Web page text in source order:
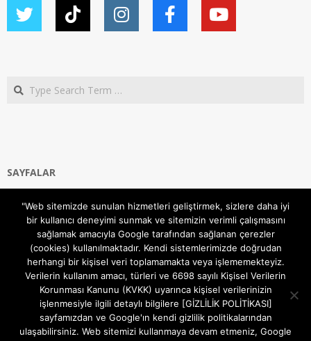
Search
SAYFALAR
Gizlilik ve Çerezler (Cookies) Politikası
Hakkımızda
İletişim Kanalları
MODEM KURULUM
TEKNİK DESTEK
TELEVİZYON SİSTEMLERİ
"Web sitemizde sunulan hizmetleri geliştirmek, sizlere daha iyi
bir kullanıcı deneyimi sunmak ve sitemizin verimli çalışmasını
sağlamak amacıyla Google tarafından sağlanan çerezler
(cookies) kullanılmaktadır. Kendi sistemlerimizde doğrudan
herhangi bir kişisel veri toplamamakta veya işlememekteyiz.
Verilerin kullanım amacı, türleri ve 6698 sayılı Kişisel Verilerin
Korunması Kanunu (KVKK) uyarınca kişisel verilerinizin
işlenmesiyle ilgili detaylı bilgilere [GİZLİLİK POLİTİKASI]
sayfamızdan ve Google'ın kendi gizlilik politikalarından
ulaşabilirsiniz. Web sitemizi kullanmaya devam etmeniz, Google